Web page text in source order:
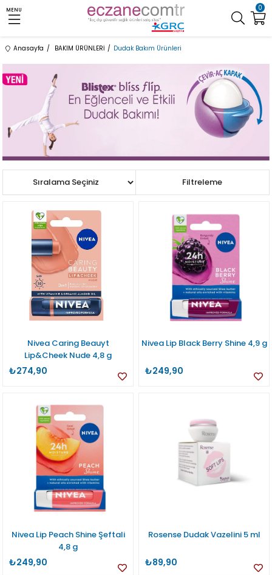
0
MENU
Anasayfa BAKIM ÜRÜNLERİ Dudak Bakım Ürünleri
Filtreleme
Sıralama
Nivea Caring Beauyt
Lip&Cheek Nude 4,8 g
₺274,90
Nivea Lip Black Berry Shine 4,9 g
₺249,90
Nivea Lip Peach Shine Şeftali
4,8 g
₺249,90
Rosense Dudak Vazelini 5 ml
₺89,90